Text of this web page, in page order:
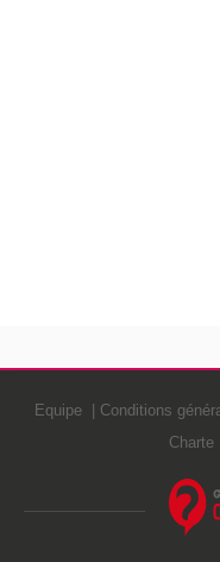
Equipe Conditions
Charte